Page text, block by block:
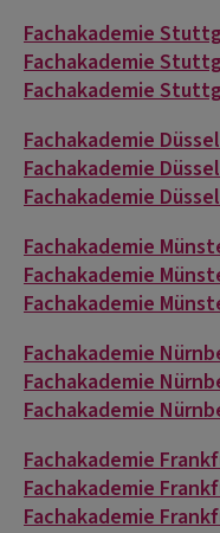
Fachakademie
Fachakademie
Fachakademie
Fachakademie
Fachakademie
Fachakademie
Fachakademie
Fachakademie
Fachakademie
Fachakademie
Fachakademie
Fachakademie
Fachakademie
Fachakademie
Fachakademie